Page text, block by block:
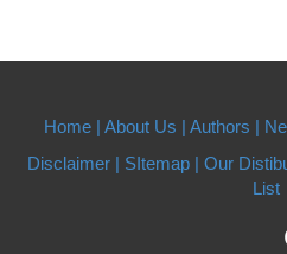
Home | About Us | Authors |
Disclaimer | SItemap | Our
List